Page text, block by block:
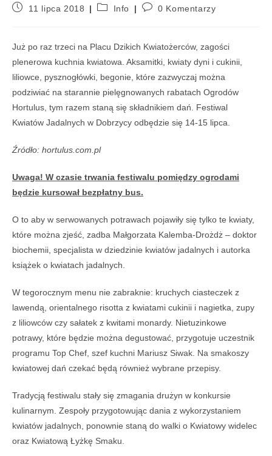
11 lipca 2018 Info 0 Komentarzy
Już po raz trzeci na Placu Dzikich Kwiatożerców, zagości
plenerowa kuchnia kwiatowa. Aksamitki, kwiaty dyni i cukinii,
liliowce, pysznogłówki, begonie, które zazwyczaj można
podziwiać na starannie pielęgnowanych rabatach Ogrodów
Hortulus, tym razem staną się składnikiem dań. Festiwal
Kwiatów Jadalnych w Dobrzycy odbędzie się 14-15 lipca.
Źródło: hortulus.com.pl
Uwaga! W czasie trwania festiwalu pomiędzy ogrodami
będzie kursował bezpłatny bus.
O to aby w serwowanych potrawach pojawiły się tylko te kwiaty,
które można zjeść, zadba Małgorzata Kalemba-Drożdż – doktor
biochemii, specjalista w dziedzinie kwiatów jadalnych i autorka
książek o kwiatach jadalnych.
W tegorocznym menu nie zabraknie: kruchych ciasteczek z
lawendą, orientalnego risotta z kwiatami cukinii i nagietka, zupy
z liliowców czy sałatek z kwitami monardy. Nietuzinkowe
potrawy, które będzie można degustować, przygotuje uczestnik
programu Top Chef, szef kuchni Mariusz Siwak. Na smakoszy
kwiatowej dań czekać będą również wybrane przepisy.
Tradycją festiwalu stały się zmagania drużyn w konkursie
kulinarnym. Zespoły przygotowując dania z wykorzystaniem
kwiatów jadalnych, ponownie staną do walki o Kwiatowy widelec
oraz Kwiatową Łyżkę Smaku.